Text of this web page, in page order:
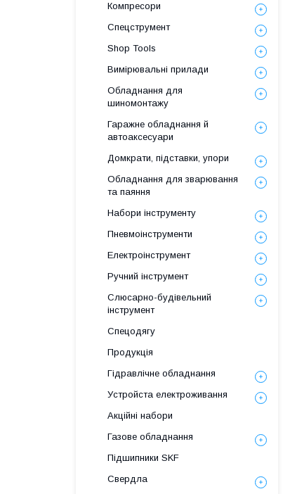
Компресори
Спецструмент
Shop Tools
Вимірювальні прилади
Обладнання для
шиномонтажу
Гаражне обладнання й
автоаксесуари
Домкрати, підставки, упори
Обладнання для зварювання
та паяння
Набори інструменту
Пневмоінструменти
Електроінструмент
Ручний інструмент
Слюсарно-будівельний
інструмент
Спецодягу
Продукція
Гідравлічне обладнання
Уcтpoйстa елeктpoживання
Акційні набори
Газове обладнання
Підшипники SKF
Свердла